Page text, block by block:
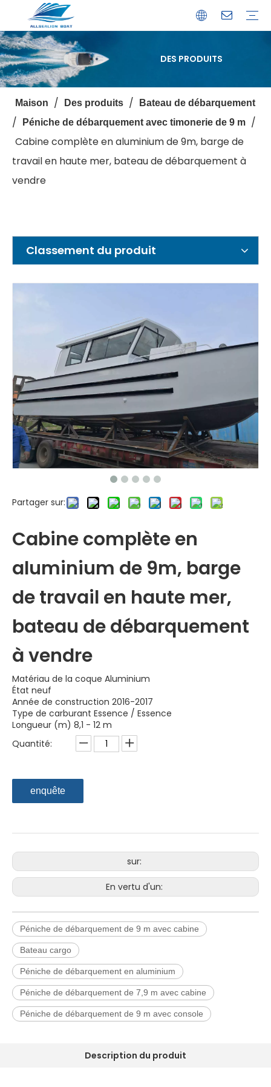
DES PRODUITS
Maison / Des produits / Bateau de débarquement
/ Péniche de débarquement avec timonerie de 9 m /
Cabine complète en aluminium de 9m, barge de
travail en haute mer, bateau de débarquement à
vendre
Classement du produit
Partager sur:
Cabine complète en
aluminium de 9m, barge
de travail en haute mer,
bateau de débarquement
à vendre
Matériau de la coque Aluminium
État neuf
Année de construction 2016-2017
Type de carburant Essence / Essence
Longueur (m) 8,1 - 12 m
Quantité:
enquête
sur:
En vertu d'un:
Péniche de débarquement de 9 m avec cabine
Bateau cargo
Péniche de débarquement en aluminium
Péniche de débarquement de 7,9 m avec cabine
Péniche de débarquement de 9 m avec console
Description du produit